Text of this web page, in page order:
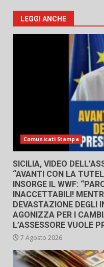
LEGGI ANCHE
Comunicati Stampa
SICILIA, VIDEO
“AVANTI CON LA
INSORGE IL WWF:
INACCETTABILI!
DEVASTAZIONE DEGLI
AGONIZZA PER I
L’ASSESSORE VUOLE
7 Agosto 2026